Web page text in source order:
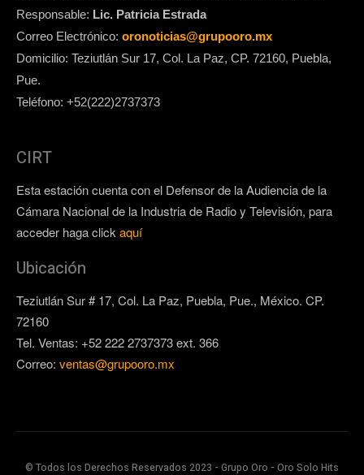
Responsable: Lic. Patricia Estrada
Correo Electrónico: oronoticias@grupooro.mx
Domicilio: Teziutlán Sur 17, Col. La Paz, CP. 72160, Puebla,
Pue.
Teléfono: +52(222)2737373
CIRT
Esta estación cuenta con el Defensor de la Audiencia de la
Cámara Nacional de la Industria de Radio y Televisión, para
acceder haga click aquí
Ubicación
Teziutlán Sur # 17, Col. La Paz, Puebla, Pue., México. CP.
72160
Tel. Ventas: +52 222 2737373 ext. 366
Correo: ventas@grupooro.mx
© Todos los Derechos Reservados 2023 - Grupo Oro - Oro Solo Hits